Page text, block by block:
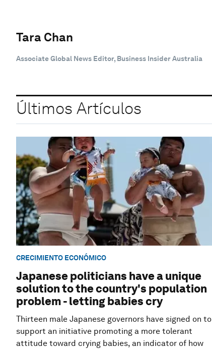
Tara Chan
Associate Global News Editor, Business Insider Australia
Últimos Artículos
CRECIMIENTO ECONÓMICO
Japanese politicians have a unique
solution to the country's population
problem - letting babies cry
Thirteen male Japanese governors have signed on to
support an initiative promoting a more tolerant
attitude toward crying babies, an indicator of how